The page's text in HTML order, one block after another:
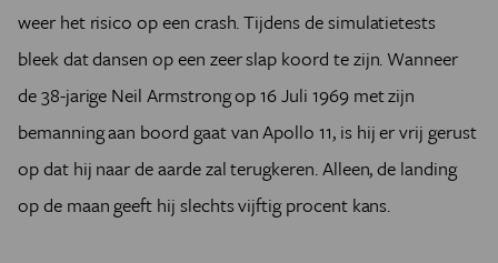
weer het risico op een crash. Tijdens de simulatietests
bleek dat dansen op een zeer slap koord te zijn. Wanneer
de 38-jarige Neil Armstrong op 16 Juli 1969 met zijn
bemanning aan boord gaat van Apollo 11, is hij er vrij gerust
op dat hij naar de aarde zal terugkeren. Alleen, de landing
op de maan geeft hij slechts vijftig procent kans.